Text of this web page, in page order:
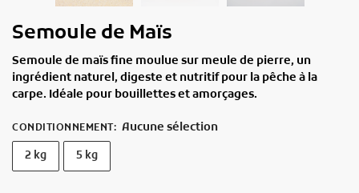
Semoule de Maïs
Semoule de maïs fine moulue sur meule de pierre, un
ingrédient naturel, digeste et nutritif pour la pêche à la
carpe. Idéale pour bouillettes et amorçages.
CONDITIONNEMENT: Aucune sélection
2 kg 5 kg